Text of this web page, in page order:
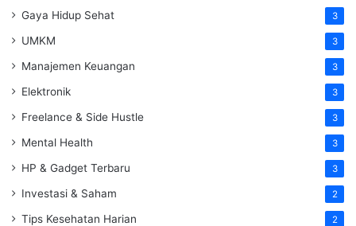
Gaya Hidup Sehat 3
UMKM 3
Manajemen Keuangan 3
Elektronik 3
Freelance & Side Hustle 3
Mental Health 3
HP & Gadget Terbaru 3
Investasi & Saham 2
Tips Kesehatan Harian 2